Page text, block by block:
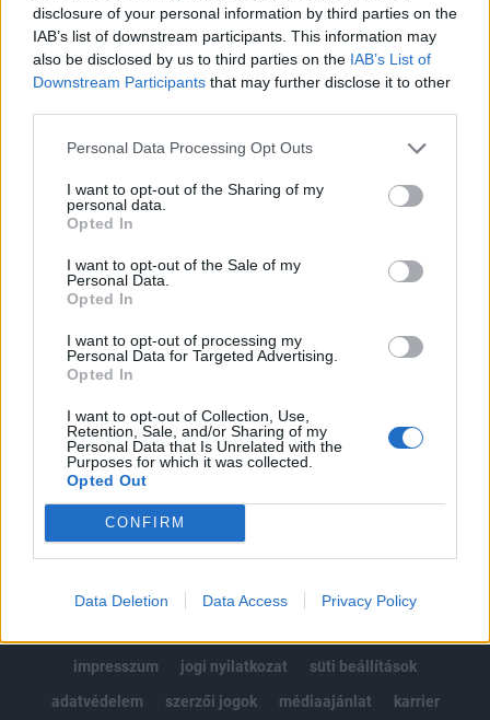
disclosure of your personal information by third parties on the
IAB’s list of downstream participants. This information may
also be disclosed by us to third parties on the IAB’s List of
Downstream Participants that may further disclose it to other
Personal Data Processing Opt Outs
I want to opt-out of the Sharing of my
personal data.
Opted In
I want to opt-out of the Sale of my
Personal Data.
Opted In
I want to opt-out of processing my
Personal Data for Targeted Advertising.
Opted In
I want to opt-out of Collection, Use,
Retention, Sale, and/or Sharing of my
Personal Data that Is Unrelated with the
Purposes for which it was collected.
Opted Out
CONFIRM
Data Deletion Data Access Privacy Policy
Online Nyomtatványkitöltő Alkalmazásban (ONYA) és idén
még az Általános Nyomtatványkitöltő...
KEDVES OLVASÓNK!
A keresett cikk a portfolio.hu hírarchívumához
regisztrációhoz kötött.
Portfolio.hu teljes cikkarchívum
Kötéslisták: BÉT elmúlt 2 év napon belüli
MÁR ELŐFIZETŐNK VAGY?BEJELENTKEZÉS
impresszum
jogi nyilatkozat
süti beállítások
adatvédelem
szerzői jogok médiaajánlat karrier